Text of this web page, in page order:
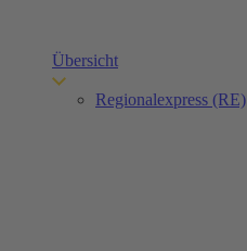
Übersicht
Regionalexpress (RE)